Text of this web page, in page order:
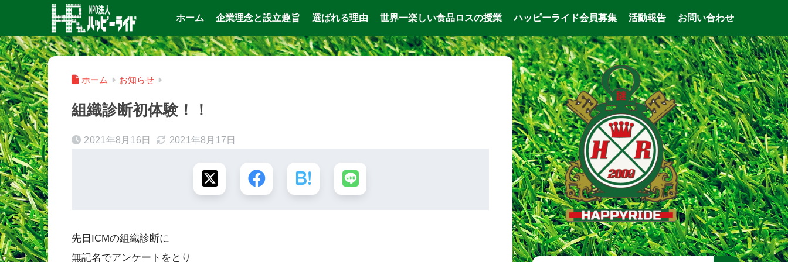
ホーム 企業理念と設立趣旨 選ばれる理由 世界一楽しい食品ロスの授業 ハッピーライド会員募集 活動報告 お問い合わせ
ホーム お知らせ
組織診断初体験！！
2021年8月16日 2021年8月17日
先日ICMの組織診断に
無記名でアンケートをとり